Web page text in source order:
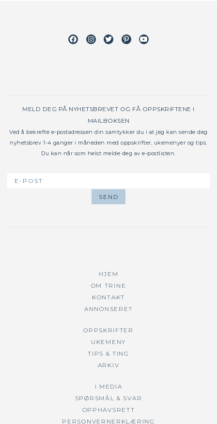
FacebookInstagram
TwitterPinterestYoutube
MELD DEG PÅ NYHETSBREVET OG FÅ OPPSKRIFTENE I
MAILBOKSEN
Ved å bekrefte e-postadressen din samtykker du i at jeg kan sende deg
nyhetsbrev 1-4 ganger i måneden med oppskrifter, ukemenyer og tips.
Du kan når som helst melde deg av e-postlisten.
HJEM
OM TRINE
KONTAKT
ANNONSERE?
OPPSKRIFTER
UKEMENY
TIPS & TING
ARKIV
I MEDIA
SPØRSMÅL & SVAR
OPPHAVSRETT
PERSONVERNERKLÆRING